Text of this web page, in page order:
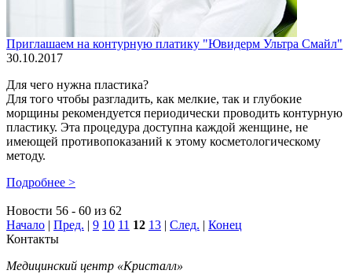
Приглашаем на контурную платику "Ювидерм Ультра Смайл"
30.10.2017
Для чего нужна пластика?
Для того чтобы разгладить, как мелкие, так и глубокие
морщины рекомендуется периодически проводить контурную
пластику. Эта процедура доступна каждой женщине, не
имеющей противопоказаний к этому косметологическому
методу.
Подробнее >
Новости 56 - 60 из 62
Начало | Пред. | 9 10 11 12 13 | След. | Конец
Контакты
Медицинский центр «Кристалл»